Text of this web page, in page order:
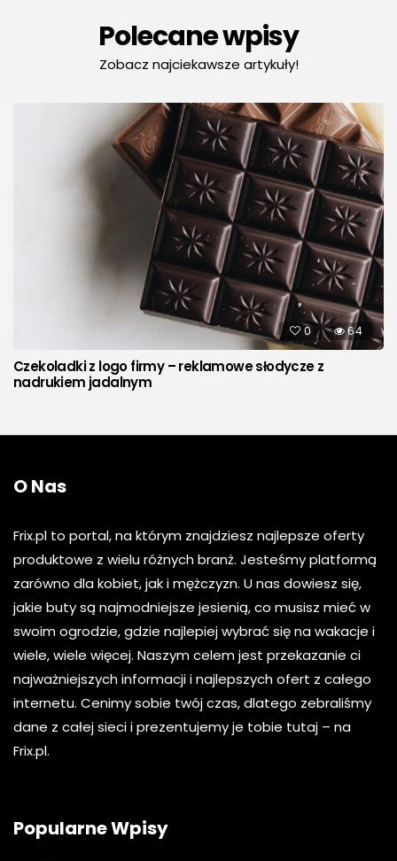
Polecane wpisy
Zobacz najciekawsze artykuły!
0 64
Czekoladki z logo firmy – reklamowe słodycze z
nadrukiem jadalnym
O Nas
Frix.pl to portal, na którym znajdziesz najlepsze oferty
produktowe z wielu różnych branż. Jesteśmy platformą
zarówno dla kobiet, jak i mężczyzn. U nas dowiesz się,
jakie buty są najmodniejsze jesienią, co musisz mieć w
swoim ogrodzie, gdzie najlepiej wybrać się na wakacje i
wiele, wiele więcej. Naszym celem jest przekazanie ci
najważniejszych informacji i najlepszych ofert z całego
internetu. Cenimy sobie twój czas, dlatego zebraliśmy
dane z całej sieci i prezentujemy je tobie tutaj – na
Frix.pl.
Popularne Wpisy